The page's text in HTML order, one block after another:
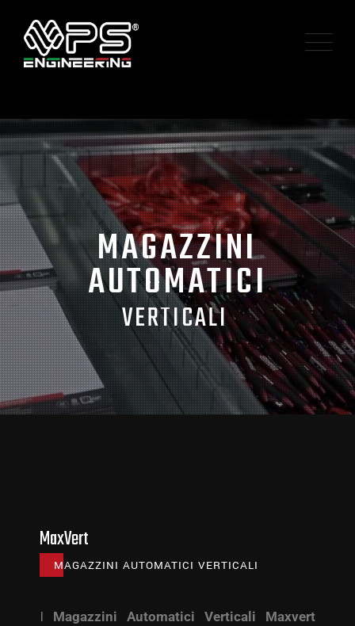
VERTICALI
MAGAZZINI
AUTOMATICI
MaxVert
MAGAZZINI AUTOMATICI VERTICALI
I Magazzini Automatici Verticali Maxvert